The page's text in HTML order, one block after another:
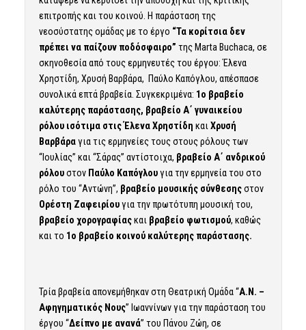
επιτροπής και του κοινού. Η παράσταση της
νεοσύστατης ομάδας με το έργο “Τα κορίτσια δεν
πρέπει να παίζουν ποδόσφαιρο” της Marta Buchaca, σε
σκηνοθεσία από τους ερμηνευτές του έργου: Έλενα
Χρηστίδη, Χρυσή Βαρβάρα, Παύλο Καπόγλου, απέσπασε
συνολικά επτά βραβεία. Συγκεκριμένα: 1ο βραβείο
καλύτερης παράστασης, βραβείο Α΄ γυναικείου
ρόλου ισότιμα στις Έλενα Χρηστίδη και Χρυσή
Βαρβάραγια τις ερμηνείες τους στους ρόλους των
“Ιουλίας” και “Σάρας” αντίστοιχα, βραβείο Α΄ ανδρικού
ρόλουστον Παύλο Καπόγλουγια την ερμηνεία του στο
ρόλο του “Αντώνη”, βραβείο μουσικής σύνθεσηςστον
Ορέστη Ζαφειρίουγια την πρωτότυπη μουσική του,
βραβείο χορογραφίαςκαι βραβείο φωτισμού, καθώς
και το 1ο βραβείο κοινού καλύτερης παράστασης.
Τρία βραβεία απονεμήθηκαν στη Θεατρική Ομάδα “Α.Ν. –
Αφηγηματικός Νους” Ιωαννίνων για την παράσταση του
έργου “Δείπνο με ανανά” του Πάνου Ζώη, σε